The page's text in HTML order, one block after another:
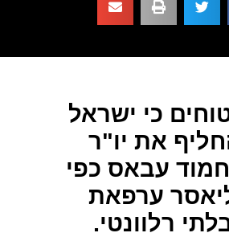
כי ישראל
את יו"ר
עבאס כפי
ערפאת
רלוונטי.